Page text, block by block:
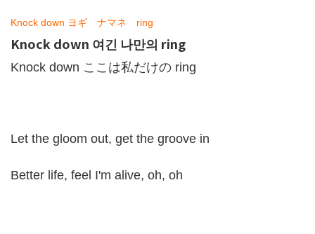
Knock down ヨギ ナマネ ring
Knock down 여긴 나만의 ring
Knock down ここは私だけの ring
Let the gloom out, get the groove in
Better life, feel I'm alive, oh, oh